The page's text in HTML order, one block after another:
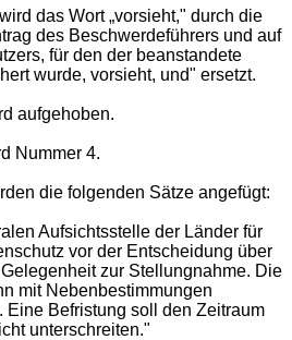
das Wort „vorsieht," durch die
des Beschwerdeführers und auf
für den der beanstandete
wurde, vorsieht, und" ersetzt.
aufgehoben.
Nummer 4.
die folgenden Sätze angefügt:
Aufsichtsstelle der Länder für
vor der Entscheidung über
zur Stellungnahme. Die
mit Nebenbestimmungen
Eine Befristung soll den Zeitraum
unterschreiten."